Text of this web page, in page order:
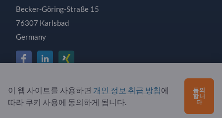
Becker-Göring-Straße 15
76307 Karlsbad
Germany
Copyright © 2026 Exportpages International GmbH. All
Rights Reserved.
이 웹 사이트를 사용하면 개인 정보 취급 방침에
따라 쿠키 사용에 동의하게 됩니다.
동의
합니
다